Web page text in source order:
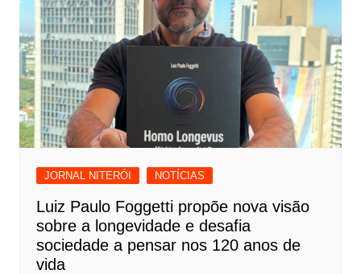
JORNAL NITERÓI NOTÍCIAS
Luiz Paulo Foggetti propõe nova visão
sobre a longevidade e desafia
sociedade a pensar nos 120 anos de
vida